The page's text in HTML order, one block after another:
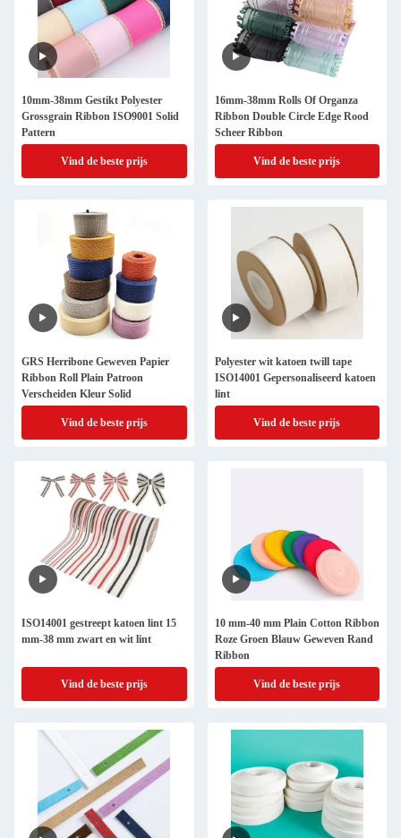
10mm-38mm Gestikt Polyester
Grossgrain Ribbon ISO9001 Solid
Pattern
Vind de beste prijs
16mm-38mm Rolls Of Organza
Ribbon Double Circle Edge Rood
Scheer Ribbon
Vind de beste prijs
GRS Herribone Geweven Papier
Ribbon Roll Plain Patroon
Verscheiden Kleur Solid
Vind de beste prijs
Polyester wit katoen twill tape
ISO14001 Gepersonaliseerd katoen
lint
Vind de beste prijs
ISO14001 gestreept katoen lint 15
mm-38 mm zwart en wit lint
Vind de beste prijs
10 mm-40 mm Plain Cotton Ribbon
Roze Groen Blauw Geweven Rand
Ribbon
Vind de beste prijs